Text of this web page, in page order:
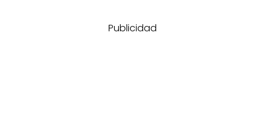
Publicidad